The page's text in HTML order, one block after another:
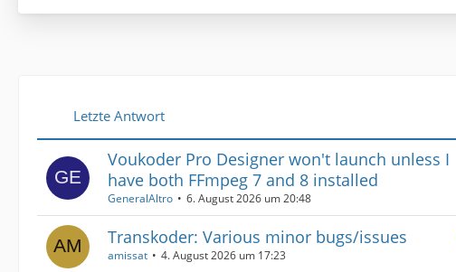
Letzte Antwort
Voukoder Pro Designer won't launch unless I
have both FFmpeg 7 and 8 installed
GeneralAltro 6. August 2026 um 20:48
Transkoder: Various minor bugs/issues
amissat 4. August 2026 um 17:23